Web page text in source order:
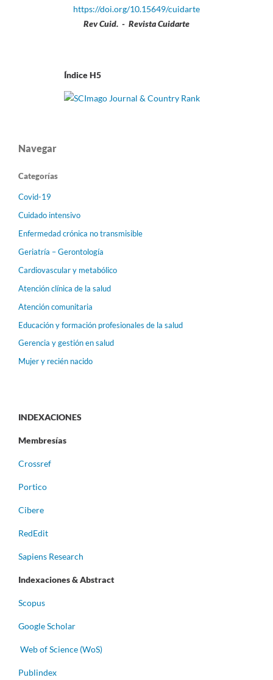
https://doi.org/10.15649/cuidarte
Rev Cuid. - Revista Cuidarte
Índice H5
Navegar
Categorías
Covid-19
Cuidado intensivo
Enfermedad crónica no transmisible
Geriatría – Gerontología
Cardiovascular y metabólico
Atención clínica de la salud
Atención comunitaria
Educación y formación profesionales de la salud
Gerencia y gestión en salud
Mujer y recién nacido
INDEXACIONES
Membresías
Crossref
Portico
Cibere
RedEdit
Sapiens Research
Indexaciones & Abstract
Scopus
Google Scholar
Web of Science (WoS)
Publindex